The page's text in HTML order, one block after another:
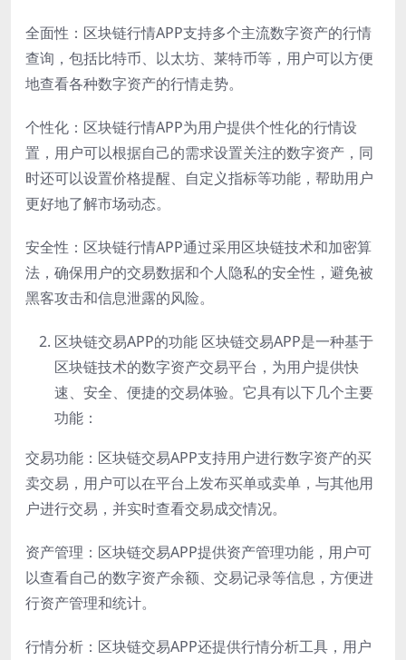
全面性：区块链行情APP支持多个主流数字资产的行情
查询，包括比特币、以太坊、莱特币等，用户可以方便
地查看各种数字资产的行情走势。
个性化：区块链行情APP为用户提供个性化的行情设
置，用户可以根据自己的需求设置关注的数字资产，同
时还可以设置价格提醒、自定义指标等功能，帮助用户
更好地了解市场动态。
安全性：区块链行情APP通过采用区块链技术和加密算
法，确保用户的交易数据和个人隐私的安全性，避免被
黑客攻击和信息泄露的风险。
区块链交易APP的功能 区块链交易APP是一种基于
区块链技术的数字资产交易平台，为用户提供快
速、安全、便捷的交易体验。它具有以下几个主要
功能：
交易功能：区块链交易APP支持用户进行数字资产的买
卖交易，用户可以在平台上发布买单或卖单，与其他用
户进行交易，并实时查看交易成交情况。
资产管理：区块链交易APP提供资产管理功能，用户可
以查看自己的数字资产余额、交易记录等信息，方便进
行资产管理和统计。
行情分析：区块链交易APP还提供行情分析工具，用户